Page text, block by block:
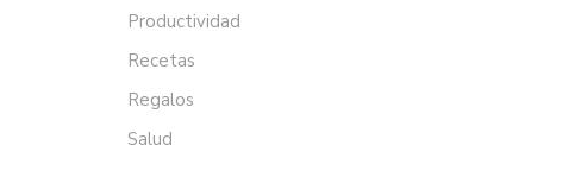
Productividad
Recetas
Regalos
Salud